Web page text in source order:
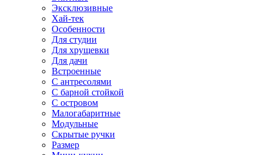
Эксклюзивные
Хай-тек
Особенности
Для студии
Для хрущевки
Для дачи
Встроенные
С антресолями
С барной стойкой
С островом
Малогабаритные
Модульные
Скрытые ручки
Размер